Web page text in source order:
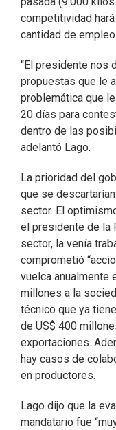
competitividad
cantidad de empleo.
“El presidente nos
propuestas que le
problemática que
20 días para
dentro de las
adelantó Lago.
La prioridad del
que se
sector. El
el presidente de la
sector, la venía
comprometió
vuelca anualmente
millones a la
técnico que ya
de US$ 400
exportaciones.
hay casos de
en productores.
Lago dijo que la
mandatario fue